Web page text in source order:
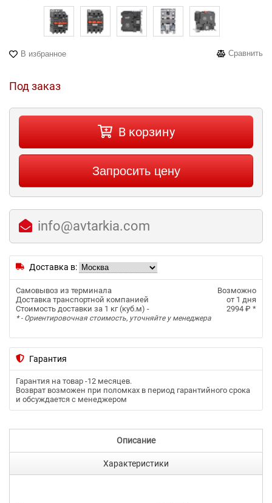
В избранное Сравнить
Под заказ
В корзину
Запросить цену
info@avtarkia.com
Доставка в:
Самовывоз из терминала
Возможно
Доставка транспортной компанией
от 1 дня
Стоимость доставки за 1 кг (куб.м) -
2994 ₽ *
* - Ориентировочная стоимость, уточняйте у менеджера
Гарантия
Гарантия на товар -12 месяцев.
Возврат возможен при поломках в период гарантийного срока
и обсуждается с менеджером
Описание
Характеристики